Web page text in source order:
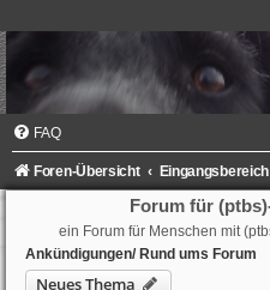
FAQ
Foren-Übersicht Eingangsbereich
Forum für
ein Forum für Menschen mit
Ankündigungen/ Rund ums Forum
Neues Thema